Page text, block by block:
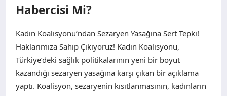
GÜNCEL
KÜLTÜR SANAT
SAĞLIK
TEKNOLOJI
Habercisi Mi?
Kadın Koalisyonu’ndan Sezaryen Yasağına Sert Tepki!
Haklarımıza Sahip Çıkıyoruz! Kadın Koalisyonu,
Türkiye’deki sağlık politikalarının yeni bir boyut
kazandığı sezaryen yasağına karşı çıkan bir açıklama
yaptı. Koalisyon, sezaryenin kısıtlanmasının, kadınların